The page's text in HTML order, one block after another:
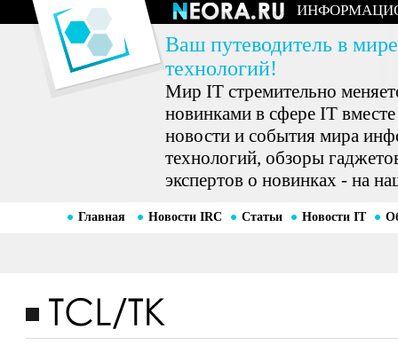
Ваш путеводитель в
технологий!
Мир IT стремительно
новинками в сфере IT
новости и события мира
технологий, обзоры
экспертов о новинках - на
Главная Новости IRC Статьи Новости IT